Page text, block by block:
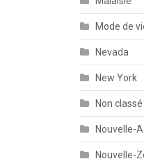
Mode de
Nevada
New York
Non classé
Nouvelle-
Nouvelle-